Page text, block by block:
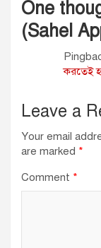
One
(Sahel
করতেই
Leave a
Your email
are marked *
Comment *